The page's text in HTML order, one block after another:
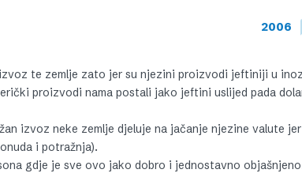
2006
te zemlje zato jer su njezini proizvodi jeftiniji u
proizvodi nama postali jako jeftini uslijed pada
izvoz neke zemlje djeluje na jačanje njezine valute
i potražnja).
gdje je sve ovo jako dobro i jednostavno